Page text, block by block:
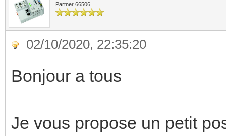
Partner 66506
02/10/2020, 22:35:20
Bonjour a tous
Je vous propose un petit